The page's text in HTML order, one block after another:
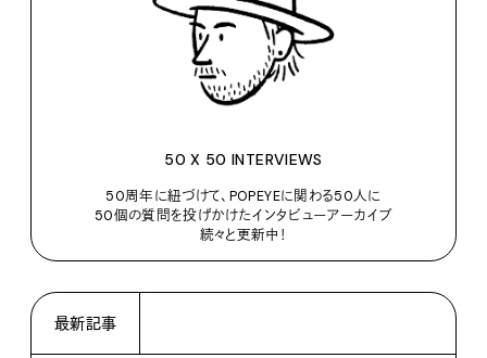
50 X 50 INTERVIEWS
50周年に紐づけて、POPEYEに関わる50人に
50個の質問を投げかけたインタビューアーカイブ
続々と更新中！
最新記事